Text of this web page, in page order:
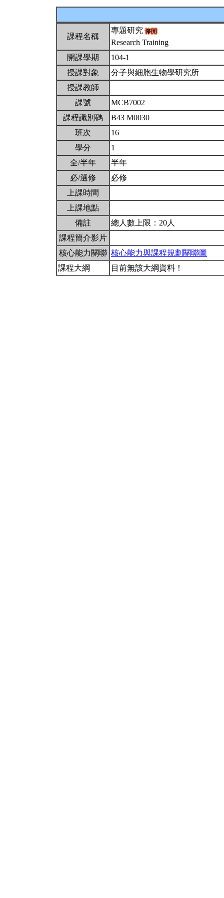
課程名稱
專題研究
Research Training
開課學期
104-1
授課對象
分子與細胞生物學研究所
授課教師
課號
MCB7002
課程識別碼
B43 M0030
班次
16
學分
1
全/半年
半年
必/選修
必修
上課時間
上課地點
備註
總人數上限：20人
課程簡介影片
核心能力關聯 核心能力與課程規劃關聯圖
課程大綱
目前無該大綱資料！